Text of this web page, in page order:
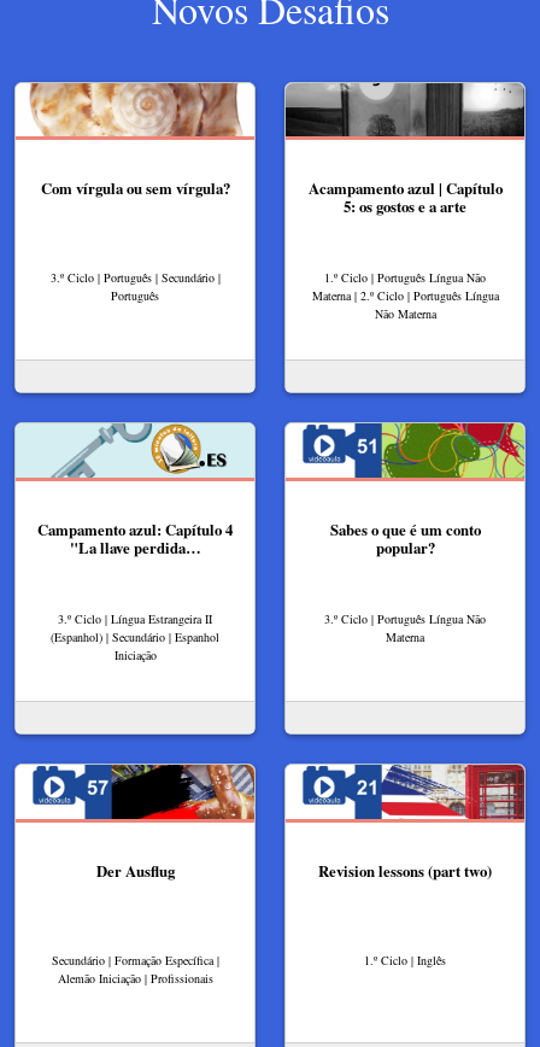
Com vírgula ou sem vírgula?
3.º Ciclo | Português | Secundário |
Português
Acampamento azul | Capítulo
5: os gostos e a arte
1.º Ciclo | Português Língua Não
Materna | 2.º Ciclo | Português Língua
Não Materna
Campamento azul: Capítulo 4
"La llave perdida…
3.º Ciclo | Língua Estrangeira II
(Espanhol) | Secundário | Espanhol
Iniciação
Sabes o que é um conto
popular?
3.º Ciclo | Português Língua Não
Materna
Der Ausflug
Secundário | Formação Específica |
Alemão Iniciação | Profissionais
Revision lessons (part two)
1.º Ciclo | Inglês